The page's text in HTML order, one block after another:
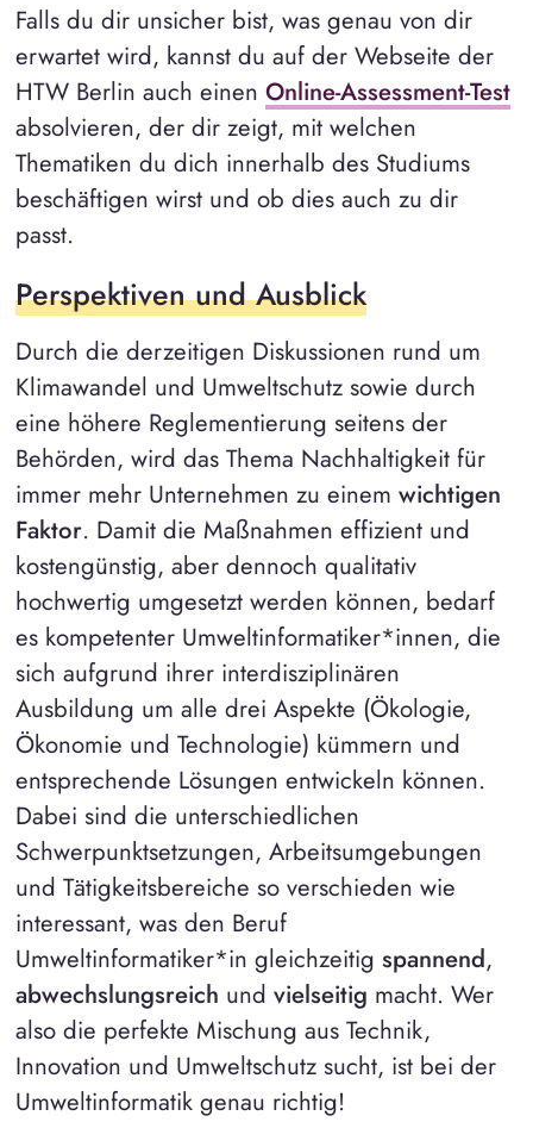
Falls du dir unsicher bist, was genau von dir
erwartet wird, kannst du auf der Webseite der
HTW Berlin auch einen Online-Assessment-Test
absolvieren, der dir zeigt, mit welchen
Thematiken du dich innerhalb des Studiums
beschäftigen wirst und ob dies auch zu dir
passt.
Perspektiven und Ausblick
Durch die derzeitigen Diskussionen rund um
Klimawandel und Umweltschutz sowie durch
eine höhere Reglementierung seitens der
Behörden, wird das Thema Nachhaltigkeit für
immer mehr Unternehmen zu einem wichtigen
Faktor. Damit die Maßnahmen effizient und
kostengünstig, aber dennoch qualitativ
hochwertig umgesetzt werden können, bedarf
es kompetenter Umweltinformatiker*innen, die
sich aufgrund ihrer interdisziplinären
Ausbildung um alle drei Aspekte (Ökologie,
Ökonomie und Technologie) kümmern und
entsprechende Lösungen entwickeln können.
Dabei sind die unterschiedlichen
Schwerpunktsetzungen, Arbeitsumgebungen
und Tätigkeitsbereiche so verschieden wie
interessant, was den Beruf
Umweltinformatiker*in gleichzeitig spannend,
abwechslungsreich und vielseitig macht. Wer
also die perfekte Mischung aus Technik,
Innovation und Umweltschutz sucht, ist bei der
Umweltinformatik genau richtig!